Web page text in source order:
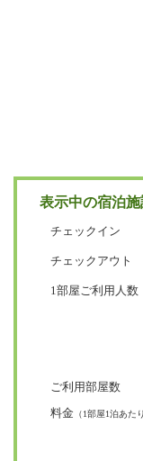
表示中の宿泊
チェックイン
チェックアウト
1部屋ご利用人数
ご利用部屋数
料金 （1部屋1泊あた